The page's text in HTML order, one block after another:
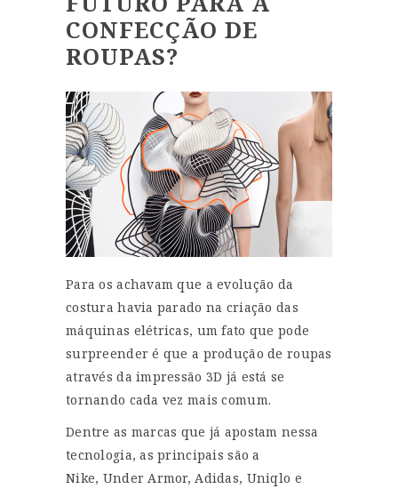
CONFECÇÃO DE
ROUPAS?
Para os achavam que a evolução da
costura havia parado na criação das
máquinas elétricas, um fato que pode
surpreender é que a produção de roupas
através da impressão 3D já está se
tornando cada vez mais comum.
Dentre as marcas que já apostam nessa
tecnologia, as principais são a
Nike, Under Armor, Adidas, Uniqlo e